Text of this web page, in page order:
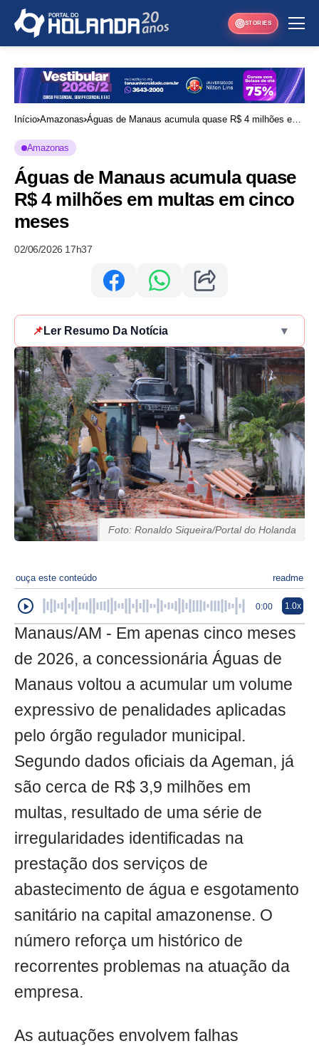
STORIES
Início Amazonas Águas de Manaus acumula quase R$ 4 milhões em
Amazonas
Águas de Manaus acumula quase
R$ 4 milhões em multas em cinco
meses
02/06/2026 17h37
📌 Ler Resumo Da Notícia ▾
Foto: Ronaldo Siqueira/Portal do Holanda
ouça este conteúdo readme
0:00 1.0x
Manaus/AM - Em apenas cinco meses
de 2026, a concessionária Águas de
Manaus voltou a acumular um volume
expressivo de penalidades aplicadas
pelo órgão regulador municipal.
Segundo dados oficiais da Ageman, já
são cerca de R$ 3,9 milhões em
multas, resultado de uma série de
irregularidades identificadas na
prestação dos serviços de
abastecimento de água e esgotamento
sanitário na capital amazonense. O
número reforça um histórico de
recorrentes problemas na atuação da
empresa.
As autuações envolvem falhas